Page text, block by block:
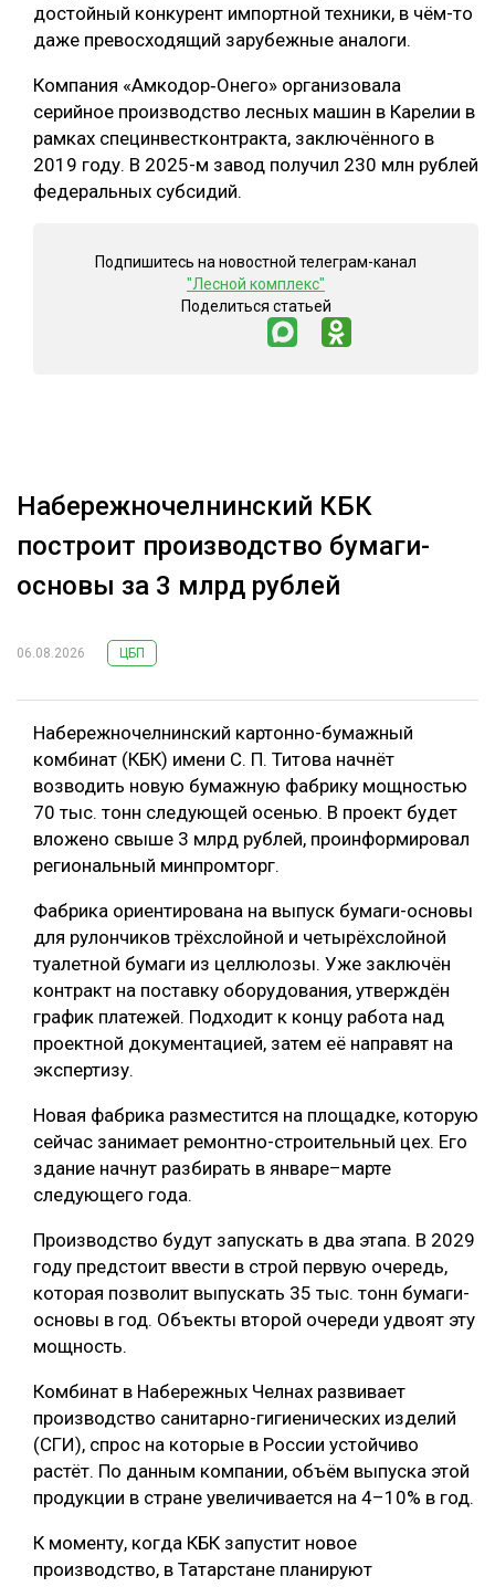
достойный конкурент импортной техники, в чём-то
даже превосходящий зарубежные аналоги.
Компания «Амкодор‑Онего» организовала
серийное производство лесных машин в Карелии в
рамках специнвестконтракта, заключённого в
2019 году. В 2025-м завод получил 230 млн рублей
федеральных субсидий.
Подпишитесь на новостной телеграм-канал
"Лесной комплекс"
Поделиться статьей
Набережночелнинский КБК
построит производство бумаги-
основы за 3 млрд рублей
06.08.2026 ЦБП
Набережночелнинский картонно-бумажный
комбинат (КБК) имени С. П. Титова начнёт
возводить новую бумажную фабрику мощностью
70 тыс. тонн следующей осенью. В проект будет
вложено свыше 3 млрд рублей, проинформировал
региональный минпромторг.
Фабрика ориентирована на выпуск бумаги-основы
для рулончиков трёхслойной и четырёхслойной
туалетной бумаги из целлюлозы. Уже заключён
контракт на поставку оборудования, утверждён
график платежей. Подходит к концу работа над
проектной документацией, затем её направят на
экспертизу.
Новая фабрика разместится на площадке, которую
сейчас занимает ремонтно-строительный цех. Его
здание начнут разбирать в январе–марте
следующего года.
Производство будут запускать в два этапа. В 2029
году предстоит ввести в строй первую очередь,
которая позволит выпускать 35 тыс. тонн бумаги-
основы в год. Объекты второй очереди удвоят эту
мощность.
Комбинат в Набережных Челнах развивает
производство санитарно-гигиенических изделий
(СГИ), спрос на которые в России устойчиво
растёт. По данным компании, объём выпуска этой
продукции в стране увеличивается на 4–10% в год.
К моменту, когда КБК запустит новое
производство, в Татарстане планируют